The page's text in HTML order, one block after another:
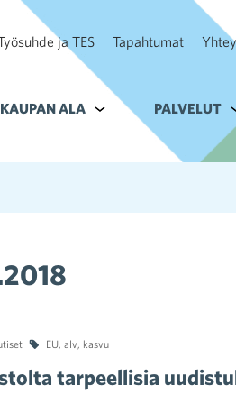
ja TES Tapahtumat
kohteelle Vastuullisuus
KAUPAN ALA Alavalikko kohteelle
PALVELUT
EU, alv, kasvu
tarpeellisia